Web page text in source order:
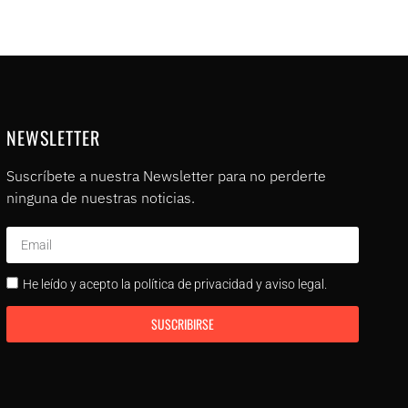
NEWSLETTER
Suscríbete a nuestra Newsletter para no perderte
ninguna de nuestras noticias.
He leído y acepto la política de privacidad y aviso legal.
SUSCRIBIRSE